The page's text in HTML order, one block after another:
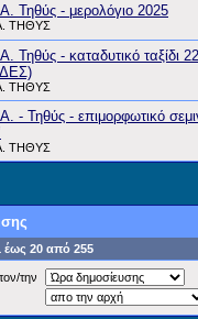
Τηθύς - μερολόγιο 2025
ΤΗΘΥΣ
Τηθύς - καταδυτικό ταξίδι
ΤΗΘΥΣ
- Τηθύς - επιμορφωτικό
ΤΗΘΥΣ
20 από 255
την